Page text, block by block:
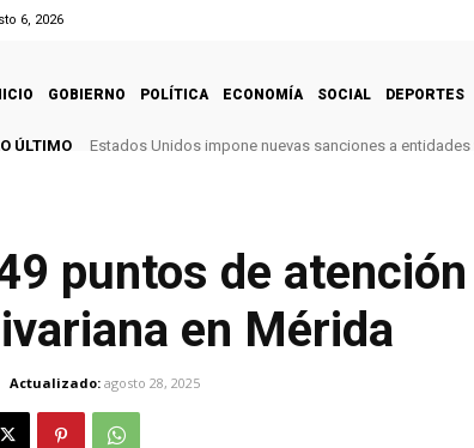
6, 2026
GOBIERNO POLÍTICA ECONOMÍA SOCIAL DEPORTES
ÚLTIMO Estados Unidos impone nuevas sanciones a
puntos de
en Mérida
Actualizado: agosto 28, 2025